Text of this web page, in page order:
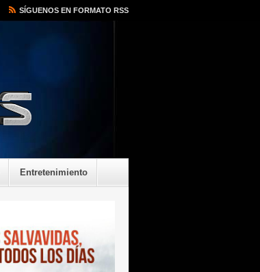
SÍGUENOS EN FORMATO RSS
Entretenimiento